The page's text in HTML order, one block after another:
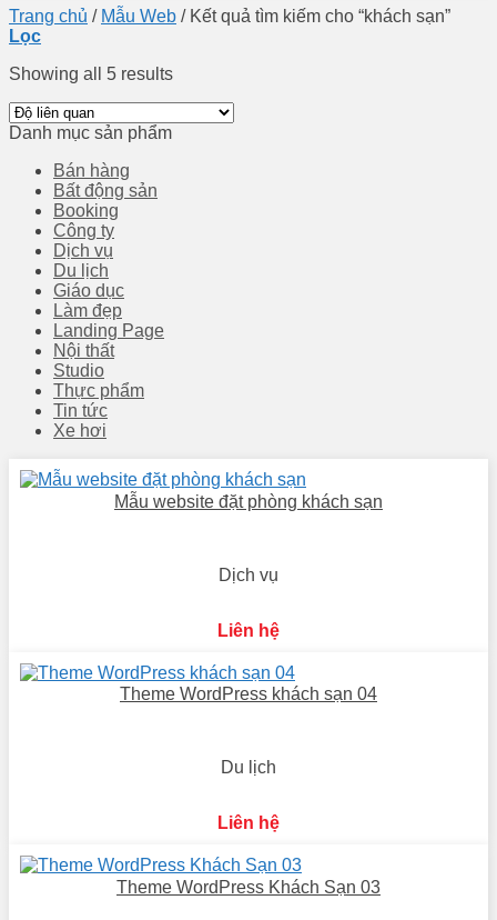
Trang chủ / Mẫu Web /Kết quả tìm kiếm cho “khách sạn”
Lọc
Showing all 5 results
Danh mục sản phẩm
Bán hàng
Bất động sản
Booking
Công ty
Dịch vụ
Du lịch
Giáo dục
Làm đẹp
Landing Page
Nội thất
Studio
Thực phẩm
Tin tức
Xe hơi
Dịch vụ
Mẫu website đặt phòng khách sạn
Liên hệ
Du lịch
Theme WordPress khách sạn 04
Liên hệ
Theme WordPress Khách Sạn 03